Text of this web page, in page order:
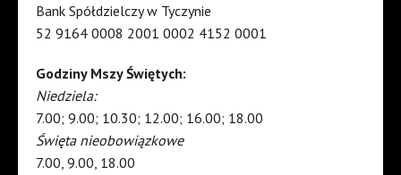
Bank Spółdzielczy w Tyczynie
52 9164 0008 2001 0002 4152 0001
Godziny Mszy Świętych:
Niedziela:
7.00; 9.00; 10.30; 12.00; 16.00; 18.00
Święta nieobowiązkowe
7.00, 9.00, 18.00